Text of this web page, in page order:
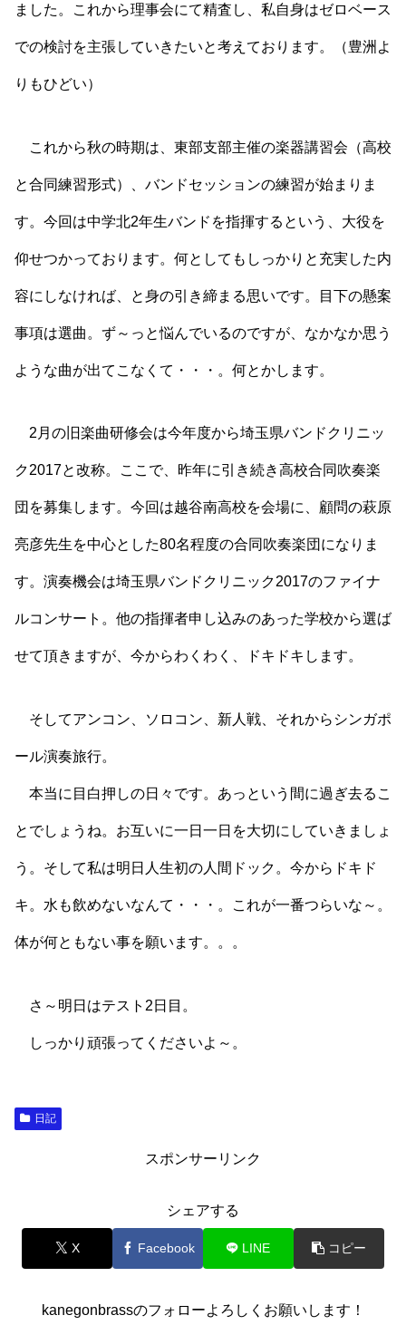
ました。これから理事会にて精査し、私自身はゼロベース
での検討を主張していきたいと考えております。（豊洲よ
りもひどい）
これから秋の時期は、東部支部主催の楽器講習会（高校
と合同練習形式）、バンドセッションの練習が始まりま
す。今回は中学北2年生バンドを指揮するという、大役を
仰せつかっております。何としてもしっかりと充実した内
容にしなければ、と身の引き締まる思いです。目下の懸案
事項は選曲。ず～っと悩んでいるのですが、なかなか思う
ような曲が出てこなくて・・・。何とかします。
2月の旧楽曲研修会は今年度から埼玉県バンドクリニッ
ク2017と改称。ここで、昨年に引き続き高校合同吹奏楽
団を募集します。今回は越谷南高校を会場に、顧問の萩原
亮彦先生を中心とした80名程度の合同吹奏楽団になりま
す。演奏機会は埼玉県バンドクリニック2017のファイナ
ルコンサート。他の指揮者申し込みのあった学校から選ば
せて頂きますが、今からわくわく、ドキドキします。
そしてアンコン、ソロコン、新人戦、それからシンガポ
ール演奏旅行。
本当に目白押しの日々です。あっという間に過ぎ去るこ
とでしょうね。お互いに一日一日を大切にしていきましょ
う。そして私は明日人生初の人間ドック。今からドキド
キ。水も飲めないなんて・・・。これが一番つらいな～。
体が何ともない事を願います。。。
さ～明日はテスト2日目。
しっかり頑張ってくださいよ～。
日記
スポンサーリンク
シェアする
X Facebook LINE コピー
kanegonbrassのフォローよろしくお願いします！